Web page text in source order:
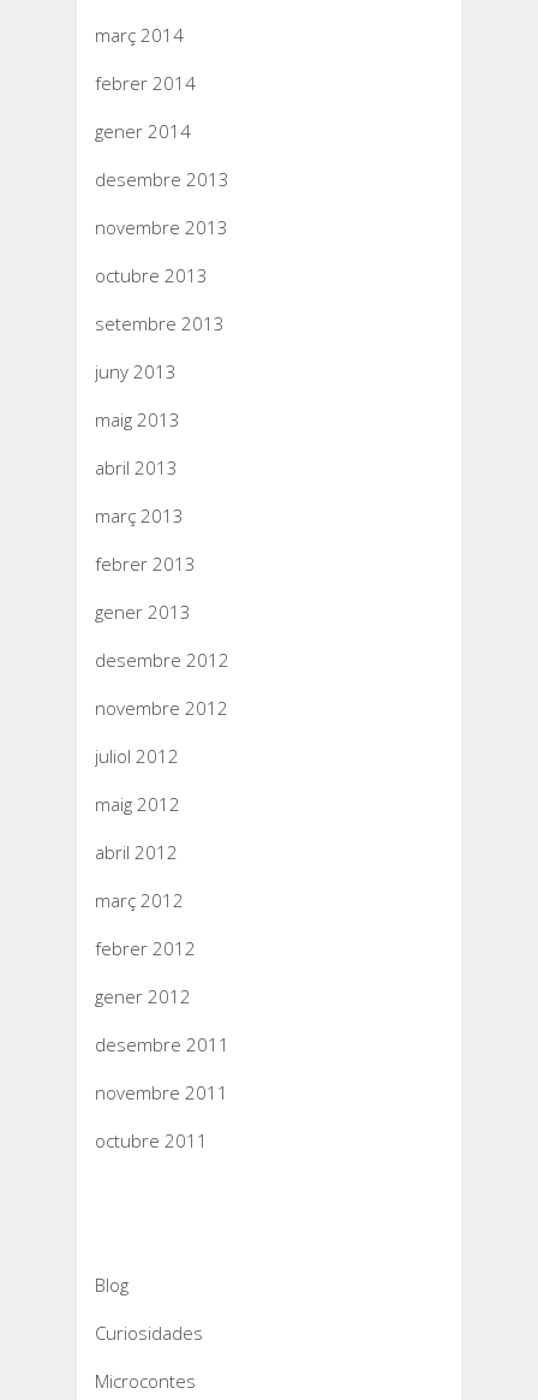
març 2014
febrer 2014
gener 2014
desembre 2013
novembre 2013
octubre 2013
setembre 2013
juny 2013
maig 2013
abril 2013
març 2013
febrer 2013
gener 2013
desembre 2012
novembre 2012
juliol 2012
maig 2012
abril 2012
març 2012
febrer 2012
gener 2012
desembre 2011
novembre 2011
octubre 2011
Blog
Curiosidades
Microcontes